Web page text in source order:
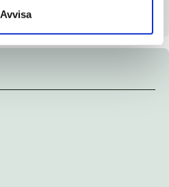
AvvisaMenhammar Stuteri AB